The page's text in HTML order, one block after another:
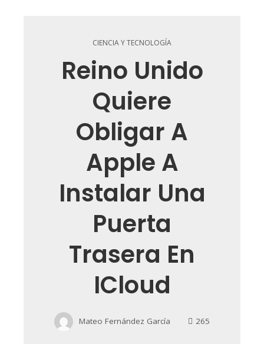
CIENCIA Y TECNOLOGÍA
Reino Unido
Quiere
Obligar A
Apple A
Instalar Una
Puerta
Trasera En
ICloud
Mateo Fernández García 265